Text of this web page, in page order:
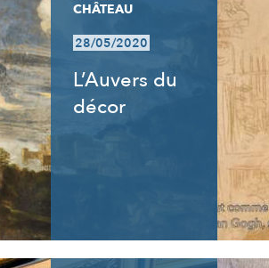
CHÂTEAU
28/05/2020
L’Auvers du
décor